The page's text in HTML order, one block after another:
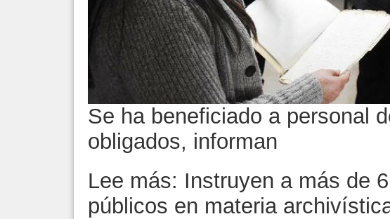
Se ha beneficiado a personal
obligados, informan
Lee más: Instruyen a más de
públicos en materia